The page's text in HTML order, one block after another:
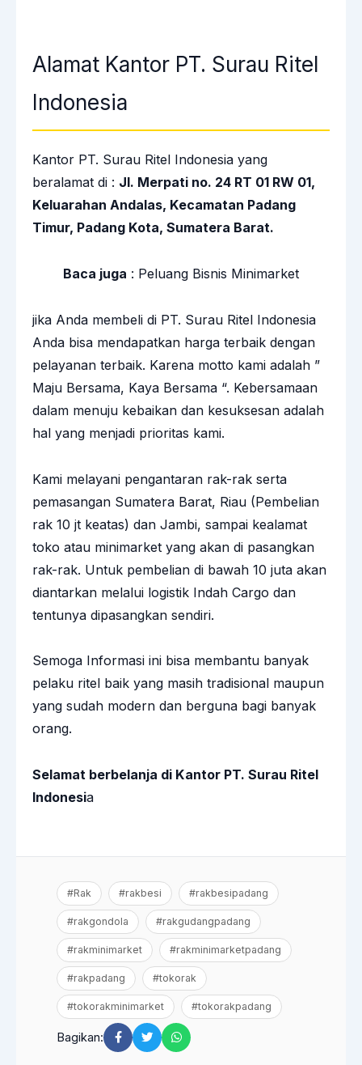
Alamat Kantor PT. Surau Ritel
Indonesia
Kantor PT. Surau Ritel Indonesia yang
beralamat di : Jl. Merpati no. 24 RT 01 RW 01,
Keluarahan Andalas, Kecamatan Padang
Timur, Padang Kota, Sumatera Barat.
Baca juga : Peluang Bisnis Minimarket
jika Anda membeli di PT. Surau Ritel Indonesia
Anda bisa mendapatkan harga terbaik dengan
pelayanan terbaik. Karena motto kami adalah ”
Maju Bersama, Kaya Bersama “. Kebersamaan
dalam menuju kebaikan dan kesuksesan adalah
hal yang menjadi prioritas kami.
Kami melayani pengantaran rak-rak serta
pemasangan Sumatera Barat, Riau (Pembelian
rak 10 jt keatas) dan Jambi, sampai kealamat
toko atau minimarket yang akan di pasangkan
rak-rak. Untuk pembelian di bawah 10 juta akan
diantarkan melalui logistik Indah Cargo dan
tentunya dipasangkan sendiri.
Semoga Informasi ini bisa membantu banyak
pelaku ritel baik yang masih tradisional maupun
yang sudah modern dan berguna bagi banyak
orang.
Selamat berbelanja di Kantor PT. Surau Ritel
Indonesia
#Rak #rakbesi #rakbesipadang
#rakgondola #rakgudangpadang
#rakminimarket #rakminimarketpadang
#rakpadang #tokorak
#tokorakminimarket #tokorakpadang
Bagikan: